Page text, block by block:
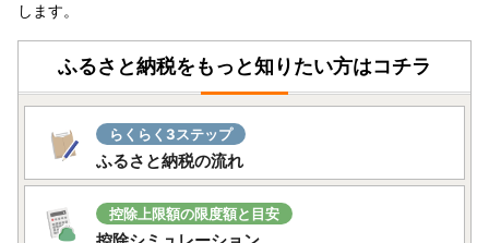
します。
ふるさと納税をもっと知りたい方はコチラ
らくらく3ステップ
ふるさと納税の流れ
控除上限額の限度額と目安